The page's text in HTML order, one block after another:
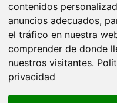
contenidos
anuncios adecuados,
el tráfico en nuestra
comprender de donde
nuestros visitantes.
privacidad
contenidos
anuncios adecuados,
el tráfico en nuestra
comprender de donde
nuestros visitantes.
privacidad